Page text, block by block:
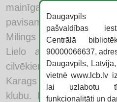
mainīgajam un viņa
pavisam citas rūpes.
Milings ar saviem
Lielo atriebības
cilvēkiem, kā vien var.
Karags ar draugiem
klubu. Bet vai viņiem
Daugavpils
pašvaldības
Centrālā
90000066637,
Daugavpils,
vietnē www.lcb.lv
lai uzlabotu
funkcionalitāti un